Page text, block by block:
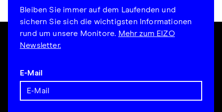
Bleiben Sie immer auf dem Laufenden und
sichern Sie sich die wichtigsten Informationen
rund um unsere Monitore. Mehr zum EIZO
Newsletter.
E-Mail